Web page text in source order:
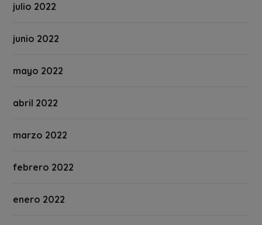
julio 2022
junio 2022
mayo 2022
abril 2022
marzo 2022
febrero 2022
enero 2022